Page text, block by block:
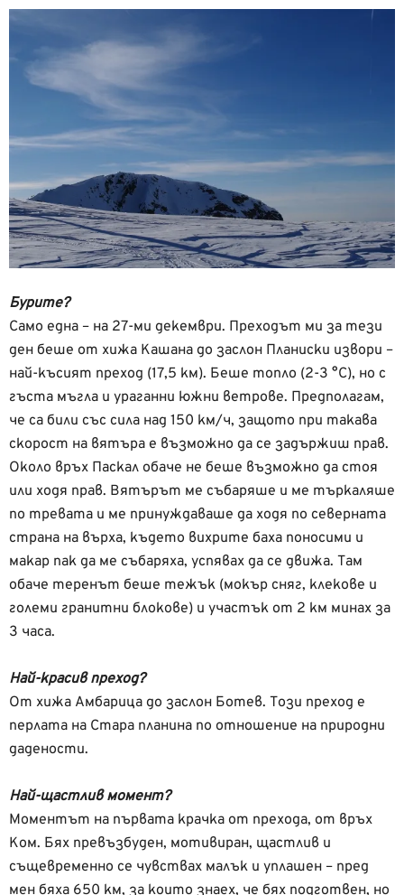
Бурите?
Само една – на 27-ми декември. Преходът ми за тези
ден беше от хижа Кашана до заслон Планиски извори –
най-късият преход (17,5 км). Беше топло (2-3 °C), но с
гъста мъгла и ураганни южни ветрове. Предполагам,
че са били със сила над 150 км/ч, защото при такава
скорост на вятъра е възможно да се задържиш прав.
Около връх Паскал обаче не беше възможно да стоя
или ходя прав. Вятърът ме събаряше и ме търкаляше
по тревата и ме принуждаваше да ходя по северната
страна на върха, където вихрите баха поносими и
макар пак да ме събаряха, успявах да се движа. Там
обаче теренът беше тежък (мокър сняг, клекове и
големи гранитни блокове) и участък от 2 км минах за
3 часа.
Най-красив преход?
От хижа Амбарица до заслон Ботев. Този преход е
перлата на Стара планина по отношение на природни
дадености.
Най-щастлив момент?
Моментът на първата крачка от прехода, от връх
Ком. Бях превъзбуден, мотивиран, щастлив и
същевременно се чувствах малък и уплашен – пред
мен бяха 650 км, за които знаех, че бях подготвен, но